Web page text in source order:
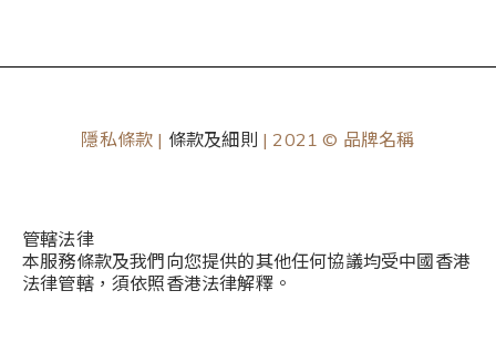
隱私條款 | 條款及細則 | 2021 © 品牌名稱
管轄法律
本服務條款及我們向您提供的其他任何協議均受中國香港
法律管轄，須依照香港法律解釋。